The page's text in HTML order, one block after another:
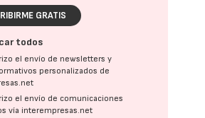
GRATIS
todos
el envío de newsletters y
personalizados de
el envío de comunicaciones
vía interempresas.net